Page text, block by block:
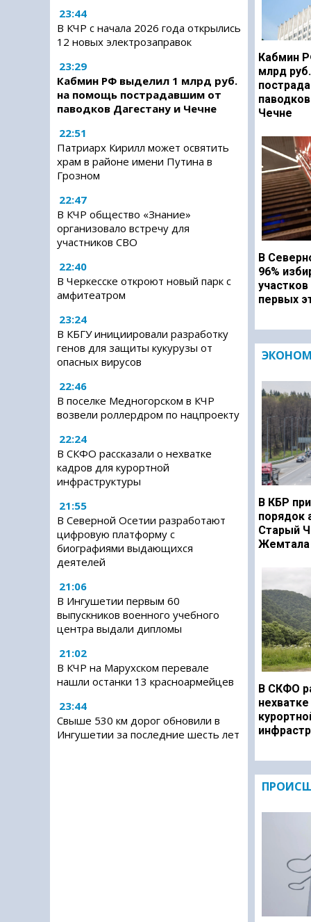
23:44
В КЧР с начала 2026 года открылись
12 новых электрозаправок
23:29
Кабмин РФ выделил 1 млрд руб.
на помощь пострадавшим от
паводков Дагестану и Чечне
22:51
Патриарх Кирилл может освятить
храм в районе имени Путина в
Грозном
22:47
В КЧР общество «Знание»
организовало встречу для
участников СВО
22:40
В Черкесске откроют новый парк с
амфитеатром
23:24
В КБГУ инициировали разработку
генов для защиты кукурузы от
опасных вирусов
22:46
В поселке Медногорском в КЧР
возвели роллердром по нацпроекту
22:24
В СКФО рассказали о нехватке
кадров для курортной
инфраструктуры
21:55
В Северной Осетии разработают
цифровую платформу с
биографиями выдающихся
деятелей
21:06
В Ингушетии первым 60
выпускников военного учебного
центра выдали дипломы
21:02
В КЧР на Марухском перевале
нашли останки 13 красноармейцев
23:44
Свыше 530 км дорог обновили в
Ингушетии за последние шесть лет
Кабмин
млрд
Чечне
В
96%
первых
В КБР
порядок
Старый
Жемтала
В СКФО